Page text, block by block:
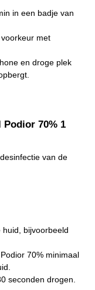
in een badje van
met
en droge plek
70% 1
van de
huid, bijvoorbeeld
70% minimaal
seconden drogen.